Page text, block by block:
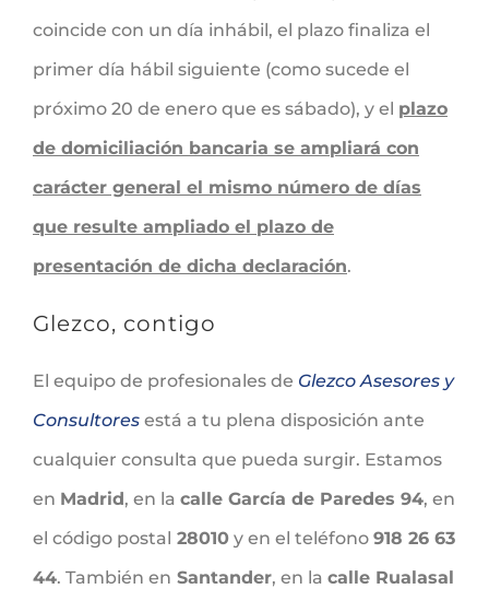
coincide con un día inhábil, el plazo finaliza el
primer día hábil siguiente (como sucede el
próximo 20 de enero que es sábado), y el plazo
de domiciliación bancaria se ampliará con
carácter general el mismo número de días
que resulte ampliado el plazo de
presentación de dicha declaración.
Glezco, contigo
El equipo de profesionales de Glezco Asesores y
Consultores está a tu plena disposición ante
cualquier consulta que pueda surgir. Estamos
en Madrid, en la calle García de Paredes 94, en
el código postal 28010 y en el teléfono 918 26 63
44. También en Santander, en la calle Rualasal